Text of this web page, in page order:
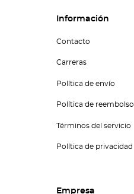
Información
Contacto
Carreras
Política de envío
Política de reembolso
Términos del servicio
Política de privacidad
Empresa